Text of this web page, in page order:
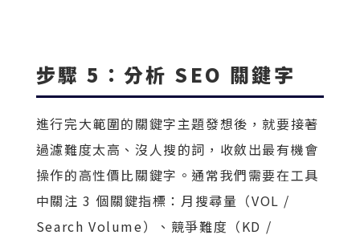
步驟 5：分析 SEO 關鍵字
進行完大範圍的關鍵字主題發想後，就要接著
過濾難度太高、沒人搜的詞，收斂出最有機會
操作的高性價比關鍵字。通常我們需要在工具
中關注 3 個關鍵指標：月搜尋量（VOL /
Search Volume）、競爭難度（KD /